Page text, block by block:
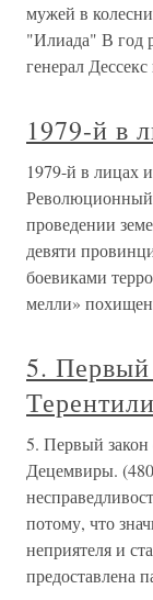
мужей в
"Илиада" В год
генерал Дессекс
1979-й в
1979-й в лицах
Революционный
проведении
девяти
боевиками
мелли»
5. Первый
5. Первый
Децемвиры.
потому, что
неприятеля и
предоставлена